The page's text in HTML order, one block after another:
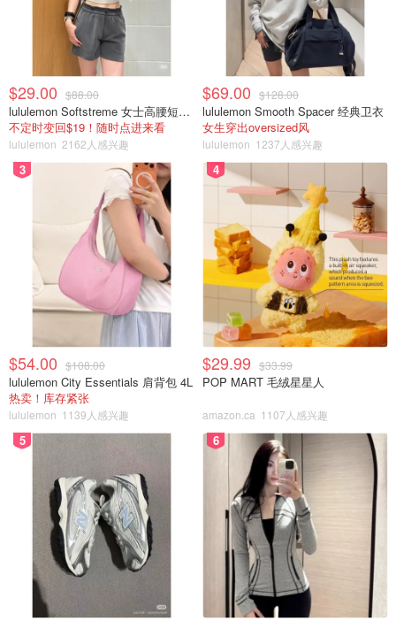
由主厨杰里米-奥斯汀（Jeremy Austin）和他的妻子卡茜
（Cassie）共同经营，主厨多年在中国工作的经历为餐厅带
来了与众不同的用餐体验。在这里用餐，您可以在不断更新
的菜单上品尝到地道的风味美食，并感受到惊人的创意和信
念。华丽的茶叶蛋拉开了序幕；川味干炒四季豆配上凉拌沙
拉；胡萝卜角子是一道令人愉悦的饺子；但这些仅仅是餐厅
提供的珍品中的一小部分。
地址：7535 County Road 9, Creemore, ON
Restaurant Pearl Morissette （Jordan Station） *新晋
$29.00 $88.00
lululemon Softstreme 女士高腰短裤 10cm
不定时变回$19！随时点进来看
lululemon 2162人感兴趣
$69.00 $128.00
lululemon Smooth Spacer 经典卫衣
女生穿出oversized风
lululemon 1237人感兴趣
3
$54.00 $108.00
lululemon City Essentials 肩背包 4L
热卖！库存紧张
lululemon 1139人感兴趣
4
$29.99 $33.99
POP MART 毛绒星星人
amazon.ca 1107人感兴趣
5 6